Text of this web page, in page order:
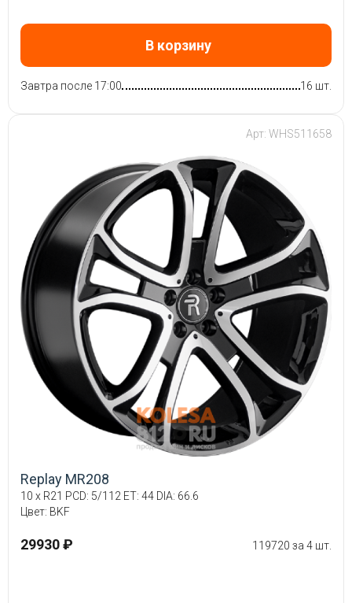
В корзину
Завтра после 17:00 16 шт.
Арт: WHS511658
Replay MR208
10 x R21 PCD: 5/112 ET: 44 DIA: 66.6
Цвет: BKF
29930 ₽ 119720 за 4 шт.